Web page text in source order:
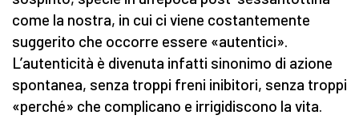
come la nostra, in cui ci viene costantemente
suggerito che occorre essere «autentici».
L’autenticità è divenuta infatti sinonimo di azione
spontanea, senza troppi freni inibitori, senza troppi
«perché» che complicano e irrigidiscono la vita.